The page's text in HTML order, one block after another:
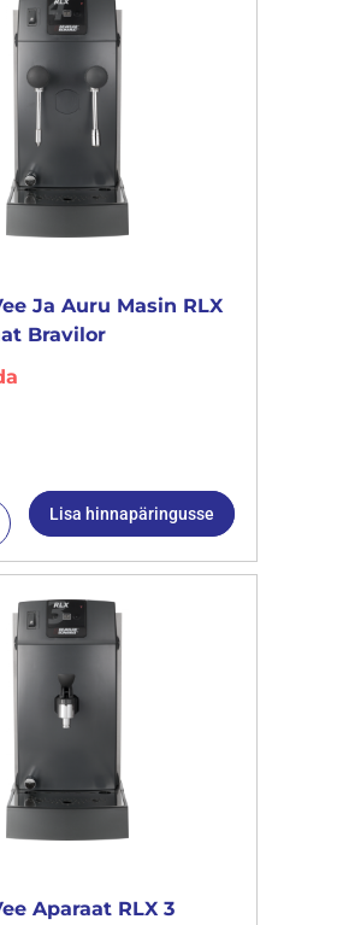
Ja Auru Masin RLX
Bravilor
Lisa hinnapäringusse
Aparaat RLX 3